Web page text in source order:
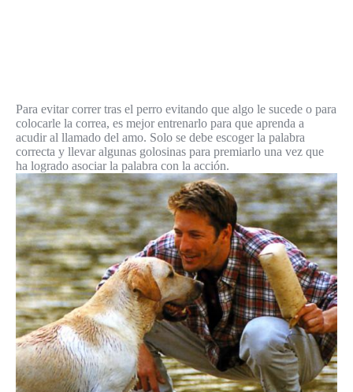
Para evitar correr tras el perro evitando que algo le sucede o para
colocarle la correa, es mejor entrenarlo para que aprenda a
acudir al llamado del amo. Solo se debe escoger la palabra
correcta y llevar algunas golosinas para premiarlo una vez que
ha logrado asociar la palabra con la acción.